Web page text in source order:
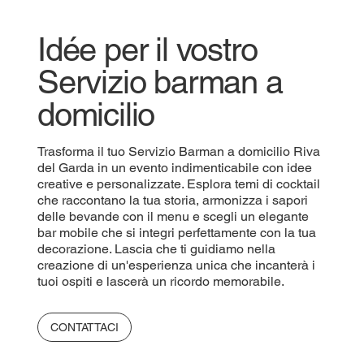
Idée per il vostro
Servizio barman a
domicilio
Trasforma il tuo Servizio Barman a domicilio Riva
del Garda in un evento indimenticabile con idee
creative e personalizzate. Esplora temi di cocktail
che raccontano la tua storia, armonizza i sapori
delle bevande con il menu e scegli un elegante
bar mobile che si integri perfettamente con la tua
decorazione. Lascia che ti guidiamo nella
creazione di un'esperienza unica che incanterà i
tuoi ospiti e lascerà un ricordo memorabile.
CONTATTACI